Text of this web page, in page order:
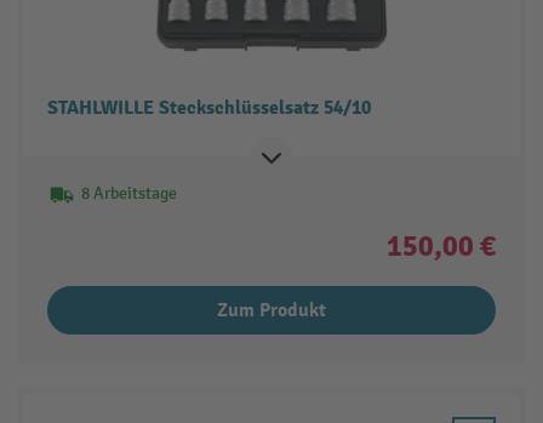
STAHLWILLE Steckschlüsselsatz 54/10
8 Arbeitstage
150,00 €
Zum Produkt